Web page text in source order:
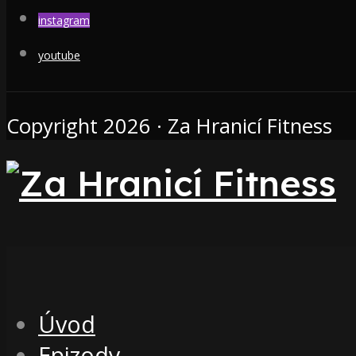
instagram
youtube
Copyright 2026 · Za Hranicí Fitness
Úvod